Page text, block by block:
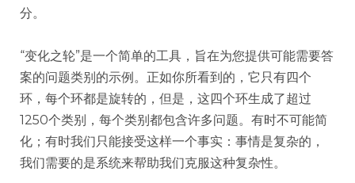
分。
“变化之轮”是一个简单的工具，旨在为您提供可能需要答
案的问题类别的示例。正如你所看到的，它只有四个
环，每个环都是旋转的，但是，这四个环生成了超过
1250个类别，每个类别都包含许多问题。有时不可能简
化；有时我们只能接受这样一个事实：事情是复杂的，
我们需要的是系统来帮助我们克服这种复杂性。